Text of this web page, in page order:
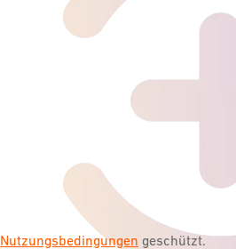
Nutzungsbedingungen geschützt.